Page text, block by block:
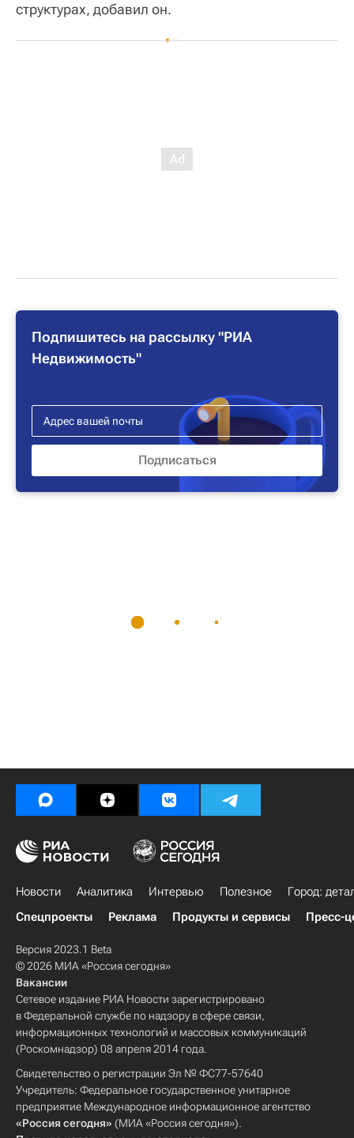
структурах, добавил он.
Подпишитесь на рассылку "РИА
Недвижимость"
Новости Аналитика Интервью Полезное
Город:
Спецпроекты
Реклама Продукты и сервисы Пресс-
Версия 2023.1 Beta
© 2026 МИА «Россия сегодня»
Вакансии
Сетевое издание РИА Новости зарегистрировано
в Федеральной службе по надзору в сфере связи,
информационных технологий и массовых коммуникаций
(Роскомнадзор) 08 апреля 2014 года.
Свидетельство о регистрации Эл № ФС77-57640
Учредитель: Федеральное государственное унитарное
предприятие Международное информационное агентство
«Россия сегодня» (МИА «Россия сегодня»).